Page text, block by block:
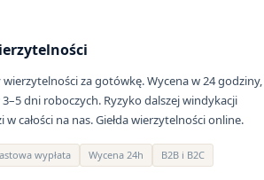
za gotówkę. Wycena w 24 godziny,
3–5 dni roboczych. Ryzyko dalszej windykacji
w całości na nas. Giełda wierzytelności online.
wypłata Wycena 24h B2B i B2C